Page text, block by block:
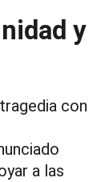
y
con
a las